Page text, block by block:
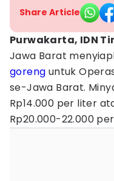
Share Article
Purwakarta, IDN
Jawa Barat
goreng untuk
se-Jawa Barat.
Rp14.000 per liter
Rp20.000-22.000